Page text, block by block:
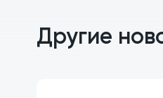
Другие